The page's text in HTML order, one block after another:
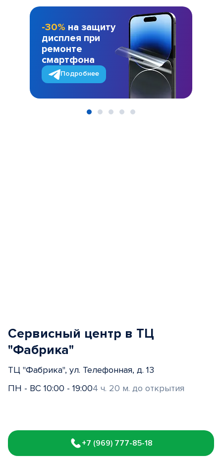
-30% на защиту
дисплея при
ремонте
смартфона
Подробнее
Сервисный центр в ТЦ
"Фабрика"
ТЦ "Фабрика", ул. Телефонная, д. 13
ПН - ВС 10:00 - 19:004 ч. 20 м. до открытия
1
of
+7 (969) 777-85-18